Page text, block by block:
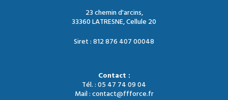
23 chemin d'arcins,
33360 LATRESNE, Cellule 20
Siret : 812 876 407 00048
Contact :
Tél. : 05 47 74 09 04
Mail : contact@ffforce.fr